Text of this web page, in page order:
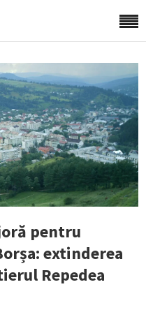
pentru
extinderea
Repedea